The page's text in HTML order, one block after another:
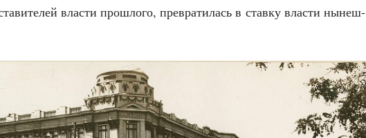
вла­сти про­шло­го, пре­вра­ти­лась в став­ку вла­сти нынеш­